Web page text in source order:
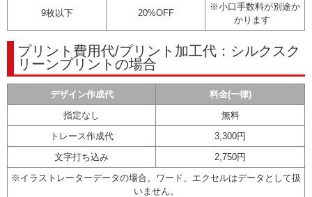
9枚以下 20%OFF
※小口手数料が別途か
かります
プリント費用代/プリント加工代：シルクスク
リーンプリントの場合
デザイン作成代
料金(一律)
指定なし
無料
トレース作成代
3,300円
文字打ち込み
2,750円
※イラストレーターデータの場合。ワード、エクセルはデータとして扱
いません。